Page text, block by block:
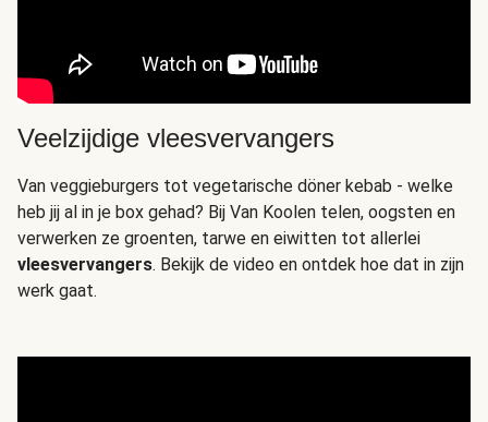
Veelzijdige vleesvervangers
Van veggieburgers tot vegetarische döner kebab - welke
heb jij al in je box gehad? Bij Van Koolen telen, oogsten en
verwerken ze groenten, tarwe en eiwitten tot allerlei
vleesvervangers. Bekijk de video en ontdek hoe dat in zijn
werk gaat.